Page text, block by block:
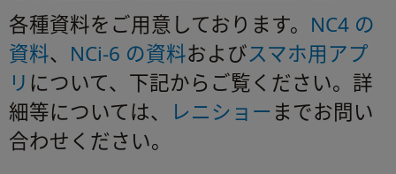
各種資料をご用意しております。 NC4 の
資料、 NCi-6 の資料およびスマホ用アプ
リ について、下記からご覧ください。詳
細等については、
レニショーまでお問い
合わせください。